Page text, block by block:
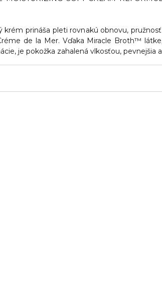
krém prináša pleti rovnakú obnovu,
de la Mer. Vďaka Miracle Broth™
je pokožka zahalená vlkosťou, pevnejšia